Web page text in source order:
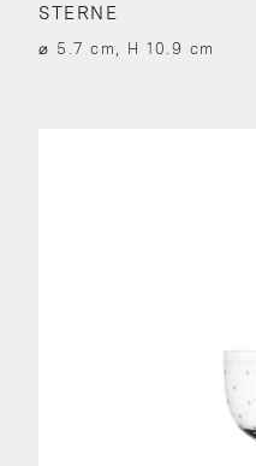
STERNE
⌀ 5.7 cm, H 10.9 cm